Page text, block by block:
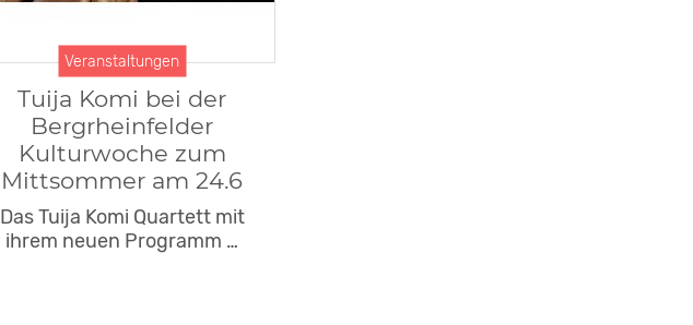
Veranstaltungen
Tuija Komi bei der
Bergrheinfelder
Kulturwoche zum
Mittsommer am 24.6
Das Tuija Komi Quartett mit
ihrem neuen Programm …